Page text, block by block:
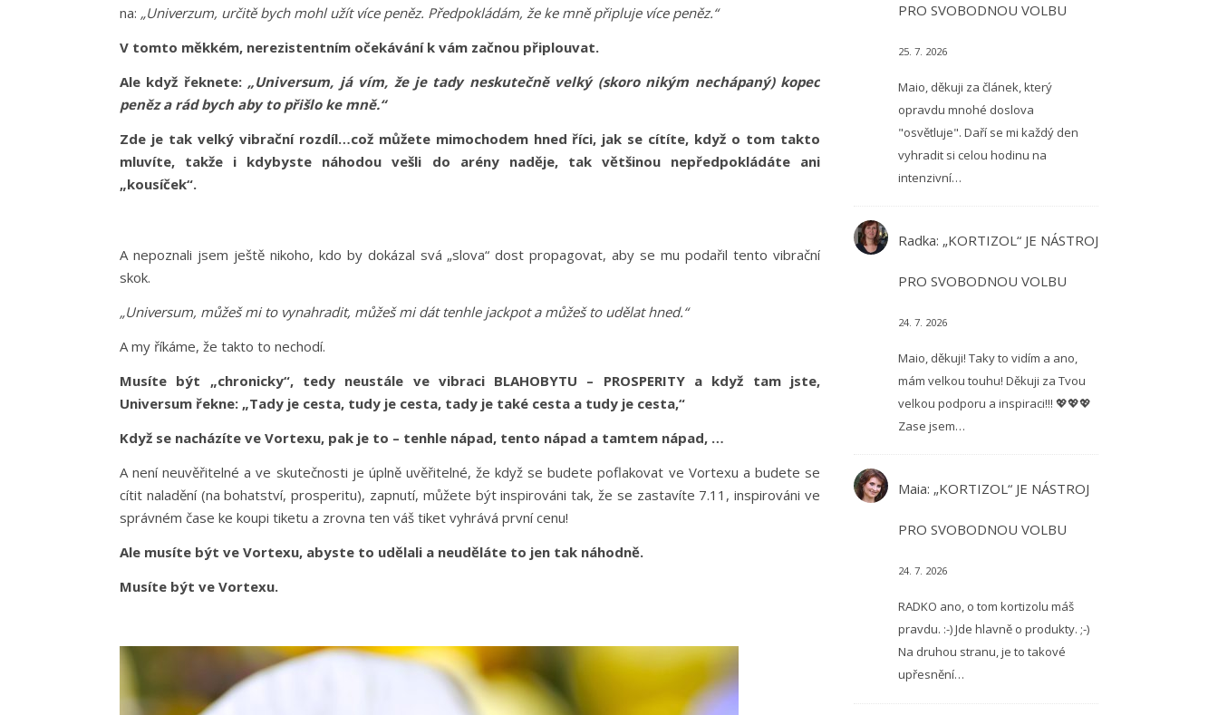
na: „Univerzum, určitě bych mohl užít více peněz. Předpokládám, že ke mně připluje více peněz.“
V tomto měkkém, nerezistentním očekávání k vám začnou připlouvat.
Ale když řeknete: „Universum, já vím, že je tady neskutečně velký (skoro nikým nechápaný) kopec
peněz a rád bych aby to přišlo ke mně.“
Zde je tak velký vibrační rozdíl…což můžete mimochodem hned říci, jak se cítíte, když o tom takto
mluvíte, takže i kdybyste náhodou vešli do arény naděje, tak většinou nepředpokládáte ani
„kousíček“.
A nepoznali jsem ještě nikoho, kdo by dokázal svá „slova“ dost propagovat, aby se mu podařil tento vibrační
skok.
„Universum, můžeš mi to vynahradit, můžeš mi dát tenhle jackpot a můžeš to udělat hned.“
A my říkáme, že takto to nechodí.
Musíte být „chronicky“, tedy neustále ve vibraci BLAHOBYTU – PROSPERITY a když tam jste,
Universum řekne: „Tady je cesta, tudy je cesta, tady je také cesta a tudy je cesta,“
Když se nacházíte ve Vortexu, pak je to – tenhle nápad, tento nápad a tamtem nápad, …
A není neuvěřitelné a ve skutečnosti je úplně uvěřitelné, že když se budete poflakovat ve Vortexu a budete se
cítit naladění (na bohatství, prosperitu), zapnutí, můžete být inspirováni tak, že se zastavíte 7.11, inspirováni ve
správném čase ke koupi tiketu a zrovna ten váš tiket vyhrává první cenu!
Ale musíte být ve Vortexu, abyste to udělali a neuděláte to jen tak náhodně.
Musíte být ve Vortexu.
PRO SVOBODNOU VOLBU
25. 7. 2026
Maio, děkuji za článek, který
opravdu mnohé doslova
"osvětluje". Daří se mi každý den
vyhradit si celou hodinu na
intenzivní…
Radka: „KORTIZOL“ JE NÁSTROJ
PRO SVOBODNOU VOLBU
24. 7. 2026
Maio, děkuji! Taky to vidím a ano,
mám velkou touhu! Děkuji za Tvou
velkou podporu a inspiraci!!! 💖💖💖
Zase jsem…
Maia: „KORTIZOL“ JE NÁSTROJ
PRO SVOBODNOU VOLBU
24. 7. 2026
RADKO ano, o tom kortizolu máš
pravdu. :-) Jde hlavně o produkty. ;-)
Na druhou stranu, je to takové
upřesnění…